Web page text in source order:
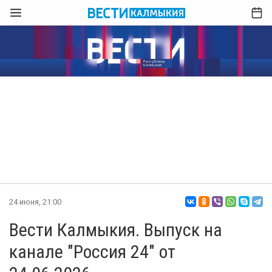
24 июня, 21:00
Вести Калмыкия. Выпуск на
канале "Россия 24" от